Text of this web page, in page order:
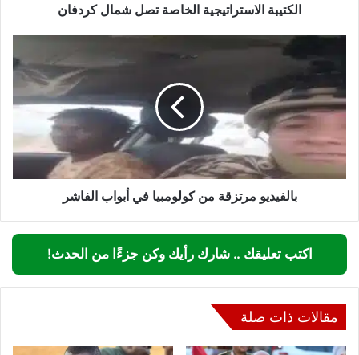
الكتيبة الاستراتيجية الخاصة تصل شمال كردفان
بالفيديو
مرتزقة
كولومبيا
في
الفاشر
بالفيديو مرتزقة من كولومبيا في أبواب الفاشر
اكتب تعليقك .. شارك رأيك وكن جزءًا من الحدث!
مقالات ذات صلة